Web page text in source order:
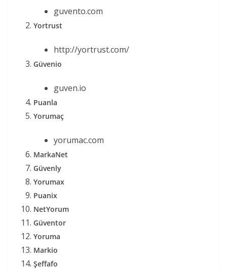
guvento.com
Yortrust
http://yortrust.com/
Güvenio
guven.io
Puanla
Yorumaç
yorumac.com
MarkaNet
Güvenly
Yorumax
Puanix
NetYorum
Güventor
Yoruma
Markio
Şeffafo